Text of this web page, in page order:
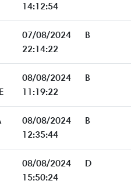
14:12:54
07/08/2024
22:14:22
B
08/08/2024
11:19:22
B
08/08/2024
12:35:44
B
08/08/2024
15:50:24
D